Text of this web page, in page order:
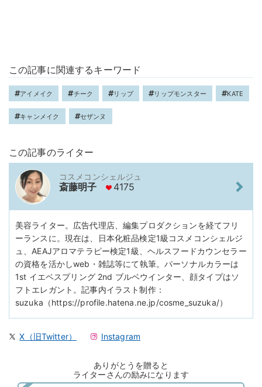
この記事に関連するキーワード
アイメイク チーク リップ リップモンスター KATE
キャンメイク セザンヌ
この記事のライター
コスメコンシェルジュ
斎藤明子 4175
美容ライター。広告代理店、編集プロダクションを経てフリ
ーランスに。現在は、日本化粧品検定1級コスメコンシェルジ
ュ、AEAJアロマテラピー検定1級、ヘルスフードカウンセラー
の資格を活かしweb・雑誌等にて執筆。パーソナルカラーは
1st イエベスプリング 2nd ブルベウインター、顔タイプはソ
フトエレガント。記事内イラスト制作：
suzuka（https://profile.hatena.ne.jp/cosme_suzuka/）
X（旧Twitter） Instagram
ありがとうを贈ると
ライターさんの励みになります